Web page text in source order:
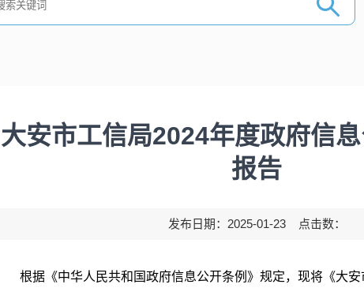
大安市工信局2024年度政府信
报告
发布日期：2025-01-23 点击数：
根据《中华人民共和国政府信息公开条例》规定，现将《大安